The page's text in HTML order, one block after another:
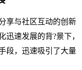
享与社区互动的创新
迅速发展的背?景下，
段，迅速吸引了大量